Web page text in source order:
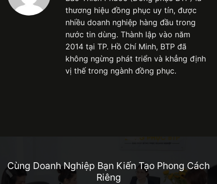
thương hiệu đồng phục uy tín, được
nhiều doanh nghiệp hàng đầu trong
nước tin dùng. Thành lập vào năm
2014 tại TP. Hồ Chí Minh, BTP đã
không ngừng phát triển và khẳng định
vị thế trong ngành đồng phục.
Cùng Doanh Nghiệp Bạn Kiến Tạo Phong Cách
Riêng